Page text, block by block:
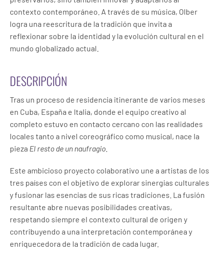
contexto contemporáneo. A través de su música, Olber
logra una reescritura de la tradición que invita a
reflexionar sobre la identidad y la evolución cultural en el
mundo globalizado actual.
DESCRIPCIÓN
Tras un proceso de residencia itinerante de varios meses
en Cuba, España e Italia, donde el equipo creativo al
completo estuvo en contacto cercano con las realidades
locales tanto a nivel coreográfico como musical, nace la
pieza El resto de un naufragio
Este ambicioso proyecto colaborativo une a artistas de los
tres países con el objetivo de explorar sinergias culturales
y fusionar las esencias de sus ricas tradiciones. La fusión
resultante abre nuevas posibilidades creativas,
respetando siempre el contexto cultural de origen y
contribuyendo a una interpretación contemporánea y
enriquecedora de la tradición de cada lugar.